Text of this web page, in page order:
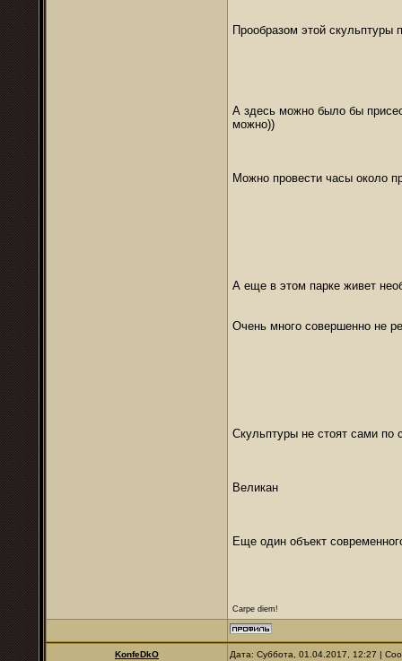
Прообразом этой скульптуры
А здесь можно было бы
можно))
Можно провести часы около
А еще в этом парке живет
Очень много совершенно не
Скульптуры не стоят сами
Великан
Еще один объект
Carpe diem!
KonfeDkO Дата: Суббота, 01.04.2017, 12:27 |